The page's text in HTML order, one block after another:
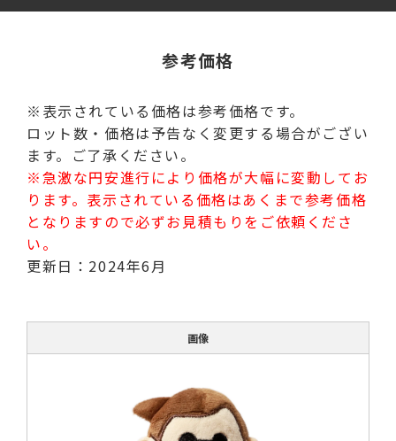
参考価格
※表示されている価格は参考価格です。
ロット数・価格は予告なく変更する場合がござい
ます。ご了承ください。
※急激な円安進行により価格が大幅に変動してお
ります。表示されている価格はあくまで参考価格
となりますので必ずお見積もりをご依頼くださ
い。
更新日：2024年6月
画像